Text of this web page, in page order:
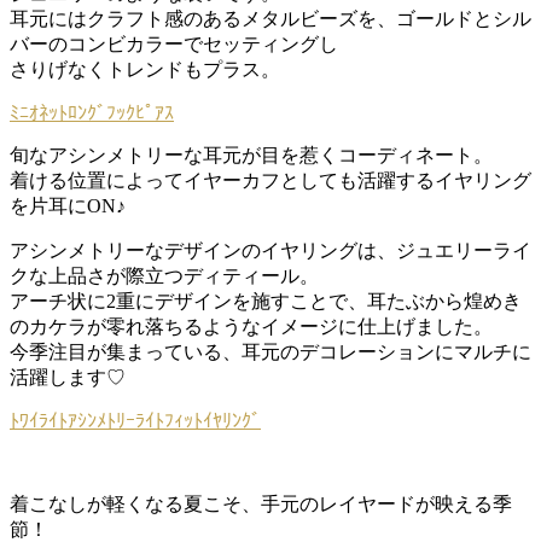
耳元にはクラフト感のあるメタルビーズを、ゴールドとシル
バーのコンビカラーでセッティングし
さりげなくトレンドもプラス。
ﾐﾆｵﾈｯﾄﾛﾝｸﾞﾌｯｸﾋﾟｱｽ
旬なアシンメトリーな耳元が目を惹くコーディネート。
着ける位置によってイヤーカフとしても活躍するイヤリング
を片耳にON♪
アシンメトリーなデザインのイヤリングは、ジュエリーライ
クな上品さが際立つディティール。
アーチ状に2重にデザインを施すことで、耳たぶから煌めき
のカケラが零れ落ちるようなイメージに仕上げました。
今季注目が集まっている、耳元のデコレーションにマルチに
活躍します♡
ﾄﾜｲﾗｲﾄｱｼﾝﾒﾄﾘｰﾗｲﾄﾌｨｯﾄｲﾔﾘﾝｸﾞ
着こなしが軽くなる夏こそ、手元のレイヤードが映える季
節！